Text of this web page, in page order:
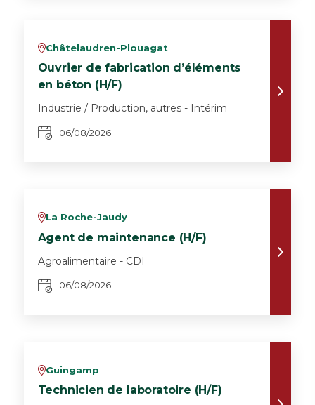
vChâtelaudren-Plouagat
Ouvrier de fabrication d’éléments
en béton (H/F)
Industrie / Production, autres - Intérim
06/08/2026
vLa Roche-Jaudy
Agent de maintenance (H/F)
Agroalimentaire - CDI
06/08/2026
vGuingamp
Technicien de laboratoire (H/F)